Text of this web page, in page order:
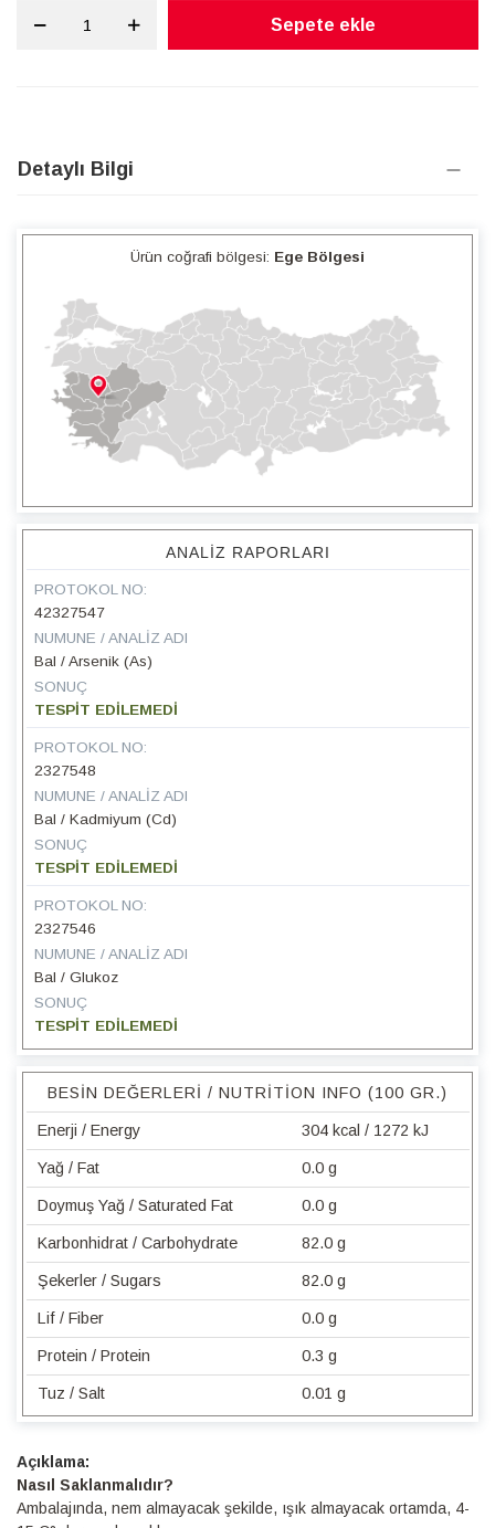
Sepete ekle
Detaylı Bilgi
Ürün coğrafi bölgesi: Ege Bölgesi
ANALIZ RAPORLARI
PROTOKOL NO:
42327547
NUMUNE / ANALIZ ADI
Bal / Arsenik (As)
SONUÇ
TESPİT EDİLEMEDİ
PROTOKOL NO:
2327548
NUMUNE / ANALIZ ADI
Bal / Kadmiyum (Cd)
SONUÇ
TESPİT EDİLEMEDİ
PROTOKOL NO:
2327546
NUMUNE / ANALIZ ADI
Bal / Glukoz
SONUÇ
TESPİT EDİLEMEDİ
BESIN DEĞERLERI / NUTRITION INFO (100 GR.)
Enerji / Energy 304 kcal / 1272 kJ
Yağ / Fat 0.0 g
Doymuş Yağ / Saturated Fat 0.0 g
Karbonhidrat / Carbohydrate 82.0 g
Şekerler / Sugars 82.0 g
Lif / Fiber 0.0 g
Protein / Protein 0.3 g
Tuz / Salt 0.01 g
Detaylı
Bilgi
Nasıl Saklanmalıdır?
Ambalajında, nem almayacak şekilde, ışık almayacak ortamda, 4-